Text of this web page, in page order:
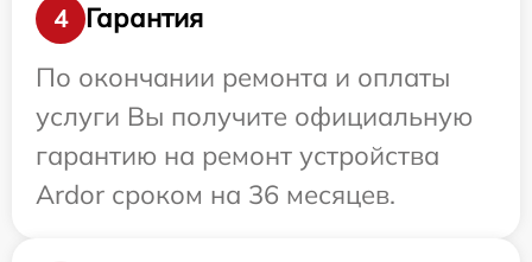
4
Гарантия
По окончании ремонта и оплаты
услуги Вы получите официальную
гарантию на ремонт устройства
Ardor сроком на 36 месяцев.